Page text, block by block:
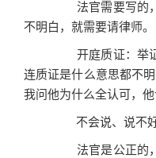
法官需要写的，
不明白，就需要请律师。
开庭质证：举证
连质证是什么意思都不
我问他为什么全认可，
不会说、说不好
法官是公正的，